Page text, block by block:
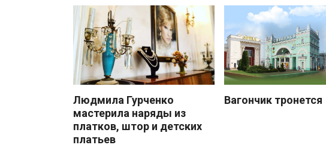
Людмила Гурченко
мастерила наряды из
платков, штор и детских
платьев
Вагончик тронется